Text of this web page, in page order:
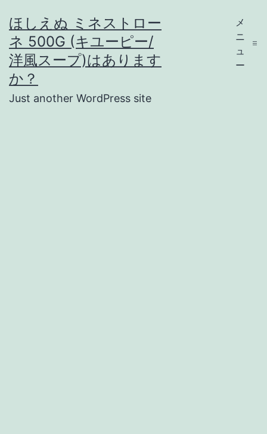
ン
テ
ン
ほしえぬ ミネストロー
ネ 500G (キユーピー/
洋風スープ)はあります
か？
Just another WordPress site
メ
ニ
ュ
ー